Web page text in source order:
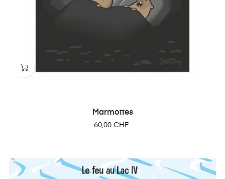
Marmottes
Prix
60,00 CHF